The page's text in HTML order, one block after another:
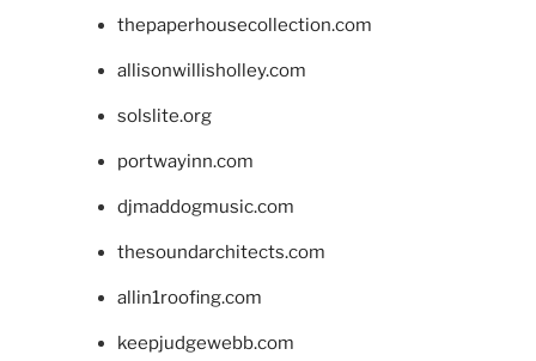
thepaperhousecollection.com
allisonwillisholley.com
solslite.org
portwayinn.com
djmaddogmusic.com
thesoundarchitects.com
allin1roofing.com
keepjudgewebb.com